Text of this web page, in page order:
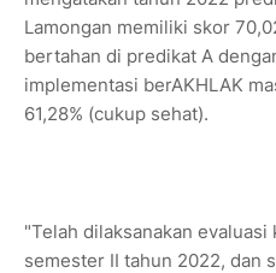
Lamongan memiliki skor
bertahan di predikat A
implementasi berAKHLAK
61,28% (cukup sehat).
"Telah dilaksanakan
semester II tahun 2022, dan